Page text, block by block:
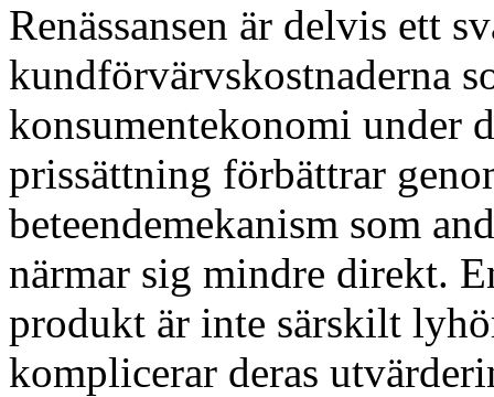
Renässansen är delvis ett
kundförvärvskostnaderna
konsumentekonomi under
prissättning förbättrar
beteendemekanism som
närmar sig mindre direkt.
produkt är inte särskilt
komplicerar deras